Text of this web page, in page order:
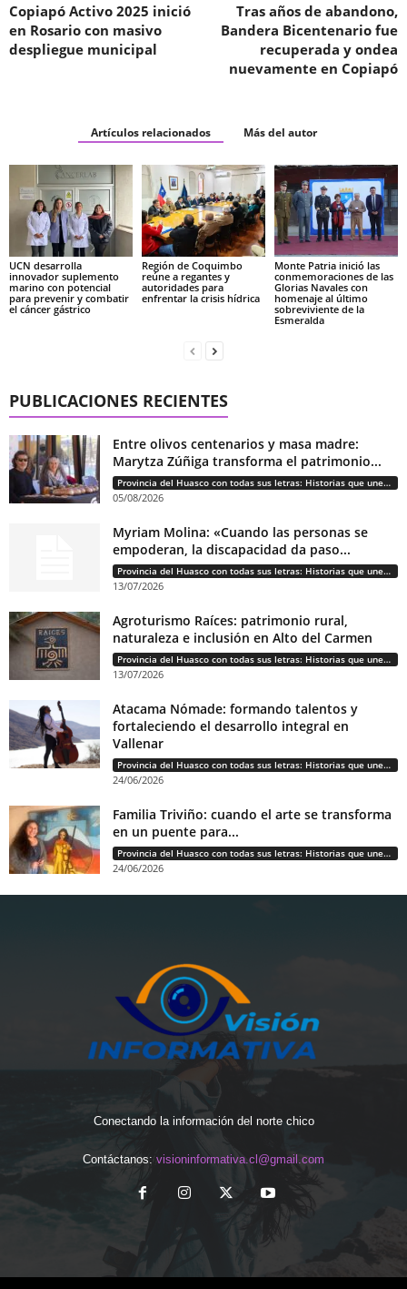
Copiapó Activo 2025 inició
en Rosario con masivo
despliegue municipal
Tras años de abandono,
Bandera Bicentenario fue
recuperada y ondea
nuevamente en Copiapó
Artículos relacionados Más del autor
UCN desarrolla
innovador suplemento
marino con potencial
para prevenir y combatir
el cáncer gástrico
Región de Coquimbo
reúne a regantes y
autoridades para
enfrentar la crisis hídrica
Monte Patria inició las
conmemoraciones de las
Glorias Navales con
homenaje al último
sobreviviente de la
Esmeralda
PUBLICACIONES RECIENTES
Entre olivos centenarios y masa madre:
Marytza Zúñiga transforma el patrimonio...
Provincia del Huasco con todas sus letras: Historias que unen cultura, diversidad e identidad
05/08/2026
Myriam Molina: «Cuando las personas se
empoderan, la discapacidad da paso...
Provincia del Huasco con todas sus letras: Historias que unen cultura, diversidad e identidad
13/07/2026
Agroturismo Raíces: patrimonio rural,
naturaleza e inclusión en Alto del Carmen
Provincia del Huasco con todas sus letras: Historias que unen cultura, diversidad e identidad
13/07/2026
Atacama Nómade: formando talentos y
fortaleciendo el desarrollo integral en
Vallenar
Provincia del Huasco con todas sus letras: Historias que unen cultura, diversidad e identidad
24/06/2026
Familia Triviño: cuando el arte se transforma
en un puente para...
Provincia del Huasco con todas sus letras: Historias que unen cultura, diversidad e identidad
24/06/2026
Conectando la información del norte chico
Contáctanos: visioninformativa.cl@gmail.com